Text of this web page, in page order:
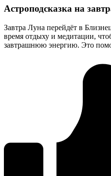
Астроподсказка на
Завтра Луна перейдёт в
время отдыху и медитации,
завтрашнюю энергию. Это